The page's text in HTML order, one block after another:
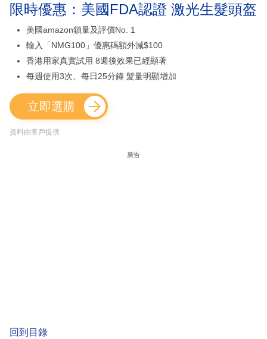
限時優惠：美國FDA認證 激光生髮頭盔
美國amazon鎖量及評價No. 1
輸入「NMG100」優惠碼額外減$100
香港用家真實試用 8週後效果已經顯著
每週使用3次、每日25分鐘 髮量明顯增加
立即選購
資料由客戶提供
廣告
回到目錄